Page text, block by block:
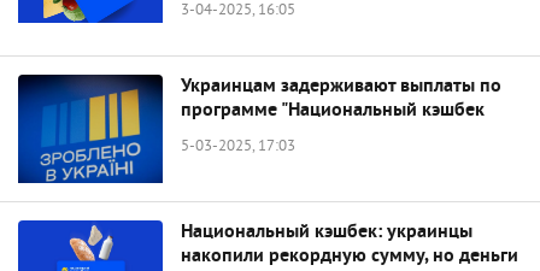
3-04-2025, 16:05
Украинцам задерживают выплаты по
программе "Национальный кэшбек
5-03-2025, 17:03
Национальный кэшбек: украинцы
накопили рекордную сумму, но деньги